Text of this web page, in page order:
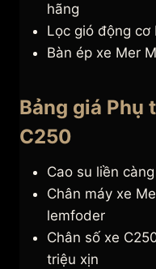
hãng
Lọc gió động cơ
Bàn ép xe Mer
Bảng giá Phụ
C250
Cao su liền
Chân máy xe
lemfoder
Chân số xe
triệu xịn